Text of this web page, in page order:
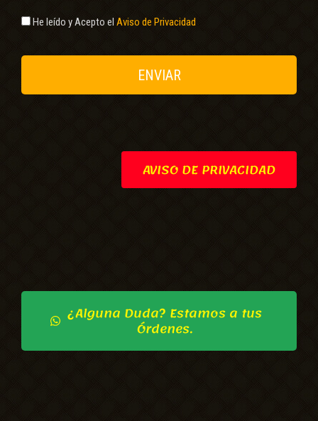
He leído y Acepto el Aviso de Privacidad
AVISO DE PRIVACIDAD
¿Alguna Duda? Estamos a tus
Órdenes.